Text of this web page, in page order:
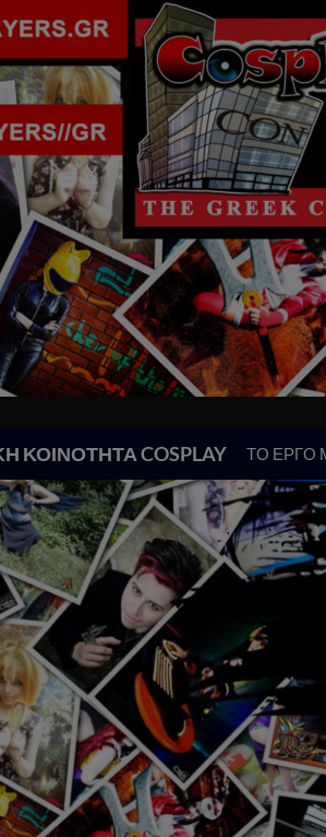
18 Χρόνια
ΚΟΙΝΟΤΗΤΑ COSPLAY ΤΟ ΕΡΓΟ